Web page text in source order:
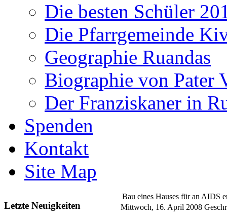
Die besten Schüler
Die Pfarrgemeinde
Geographie Ruandas
Biographie von Pater
Der Franziskaner in
Spenden
Kontakt
Site Map
Letzte Neuigkeiten
Bau eines Hauses für an AIDS
Mittwoch, 16. April 2008